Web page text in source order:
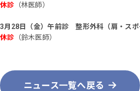
休診 （林医師）
3月28日（金）午前診 整形外科（肩・スポ
休診 （鈴木医師）
ニュース一覧へ戻る